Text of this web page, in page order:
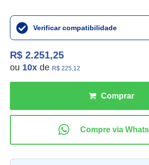
Verificar compatibilidade
R$ 2.251,25
ou 10x de R$ 225,12